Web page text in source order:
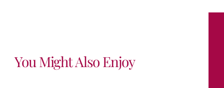
You Might Also Enjoy